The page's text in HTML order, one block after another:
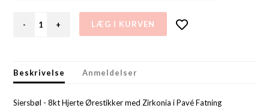
- +
Beskrivelse Anmeldelser
Siersbøl - 8kt Hjerte Ørestikker med Zirkonia i Pavé Fatning